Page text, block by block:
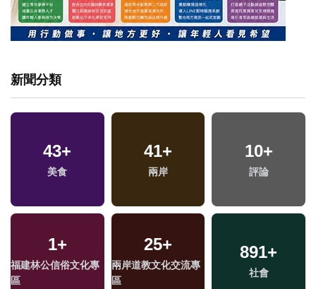
新聞分類
43+
美食
41+
兩岸
10+
評論
1+
福建林公信俗文化專
區
25+
兩岸道教文化交流專
區
891+
社會